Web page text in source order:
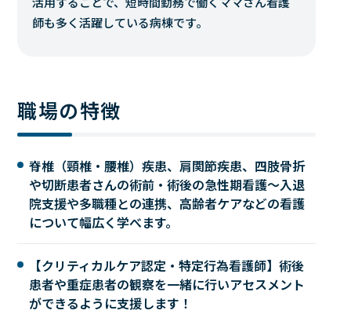
師も多く活躍している病棟です。
職場の特徴
脊椎（頸椎・腰椎）疾患、肩関節疾患、四肢骨折
や切断患者さんの術前・術後の急性期看護～入退
院支援や多職種との連携、高齢者ケアなどの看護
について幅広く学べます。
【クリティカルケア認定・特定行為看護師】術後
患者や重症患者の観察を一緒に行いアセスメント
ができるように支援します！